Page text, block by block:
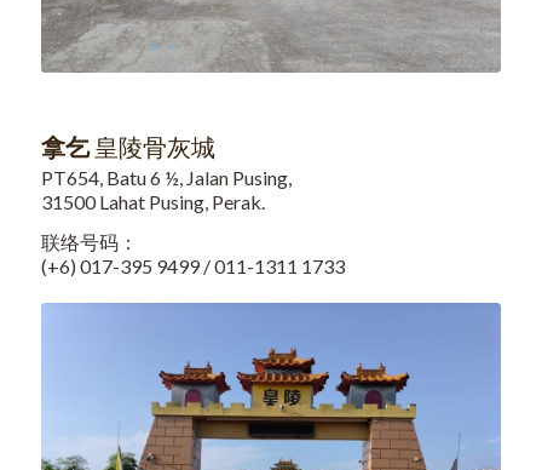
拿乞皇陵骨灰城
PT654, Batu 6 ½, Jalan Pusing,
31500 Lahat Pusing, Perak.
联络号码：
(+6) 017-395 9499 / 011-1311 1733